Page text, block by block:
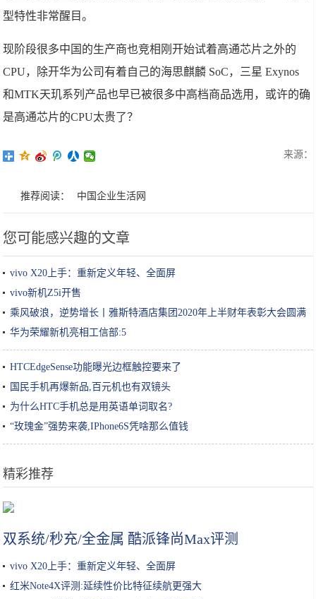
型特性非常醒目。
现阶段很多中国的生产商也竞相刚开始试着高通芯片之外的
CPU，除开华为公司有着自己的海思麒麟 SoC，三星 Exynos
和MTK天玑系列产品也早已被很多中高档商品选用，或许的确
是高通芯片的CPU太贵了？
来源：
推荐阅读： 中国企业生活网
您可能感兴趣的文章
vivo X20上手：重新定义年轻、全面屏
vivo新机Z5i开售
乘风破浪，逆势增长丨雅斯特酒店集团2020年上半财年表彰大会圆满
落幕！
华为荣耀新机亮相工信部:5
HTCEdgeSense功能曝光边框触控要来了
国民手机再爆新品,百元机也有双镜头
为什么HTC手机总是用英语单词取名?
“玫瑰金”强势来袭,IPhone6S凭啥那么值钱
精彩推荐
双系统/秒充/全金属 酷派锋尚Max评测
vivo X20上手：重新定义年轻、全面屏
红米Note4X评测:延续性价比特征续航更强大